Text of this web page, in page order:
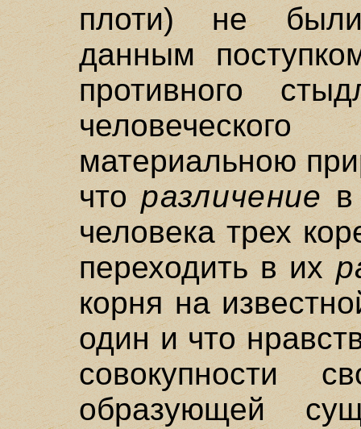
плоти) не
данным
противного
материальною
чторазличение
человека трех
переходить в их
корня на
один и что
совокупности
образующей